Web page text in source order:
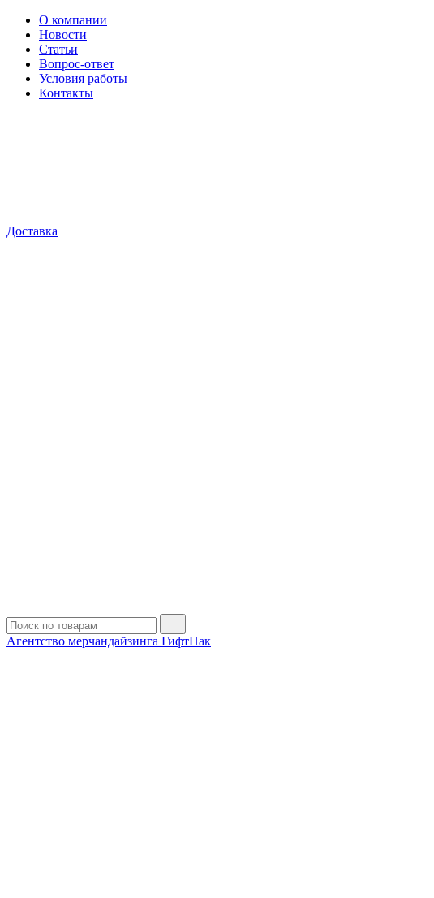
О компании
Новости
Статьи
Вопрос-ответ
Условия работы
Контакты
Доставка
Агентство мерчандайзинга ГифтПак